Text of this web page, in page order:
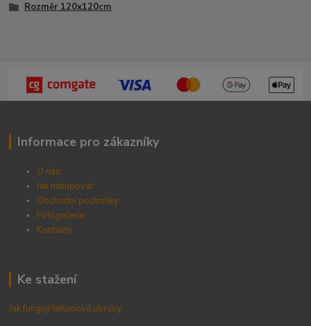
Rozměr 120x120cm
Informace pro zákazníky
O nás
Jak nakupovat
Obchodní podmínky
Fotogalerie
Kontakty
Ke stažení
Jak fungují teflonové ubrusy